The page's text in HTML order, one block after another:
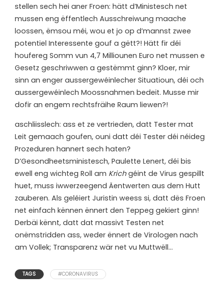
stellen sech hei aner Froen: hätt d’Ministesch net
mussen eng ëffentlech Ausschreiwung maache
loossen, ëmsou méi, wou et jo op d’mannst zwee
potentiel Interessente gouf a gëtt?! Hätt fir déi
houfereg Somm vun 4,7 Milliounen Euro net mussen e
Gesetz geschriwwen a gestëmmt ginn? Kloer, mir
sinn an enger aussergewéinlecher Situatioun, déi och
aussergewéinlech Moossnahmen bedeit. Musse mir
dofir an engem rechtsfräihe Raum liewen?!
aschliisslech: ass et ze vertrieden, datt Tester mat
Leit gemaach goufen, ouni datt déi Tester déi néideg
Prozeduren hannert sech haten?
D’Gesondheetsministesch, Paulette Lenert, déi bis
ewell eng wichteg Roll am Krichgéint de Virus gespillt
huet, muss iwwerzeegend Äentwerten aus dem Hutt
zauberen. Als geléiert Juristin weess si, datt dës Froen
net einfach kënnen ënnert den Teppeg gekiert ginn!
Derbäi kënnt, datt dat massivt Testen net
onëmstridden ass, weder ënnert de Virologen nach
am Vollek; Transparenz wär net vu Muttwëll…
TAGS #CORONAVIRUS